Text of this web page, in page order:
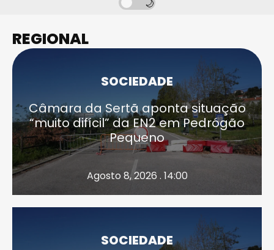
REGIONAL
SOCIEDADE
Câmara da Sertã aponta situação
“muito difícil” da EN2 em Pedrógão
Pequeno
Agosto 8, 2026 . 14:00
SOCIEDADE